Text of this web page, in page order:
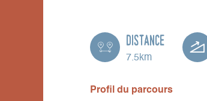
Distance
7.5km
Profil du parcours